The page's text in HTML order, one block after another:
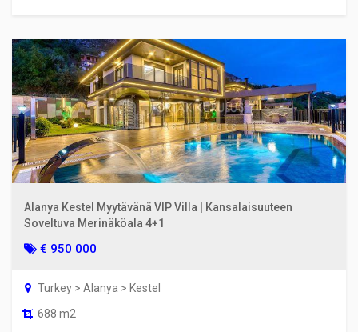
Alanya Kestel Myytävänä VIP Villa | Kansalaisuuteen
Soveltuva Merinäköala 4+1
€ 950 000
Turkey > Alanya > Kestel
688 m2